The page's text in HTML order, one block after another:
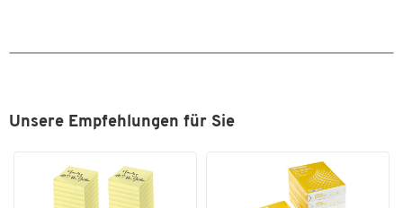
Unsere Empfehlungen für Sie